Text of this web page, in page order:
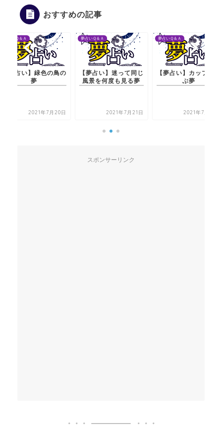
おすすめの記事
夢占いＱ＆Ａ
【夢占い】緑色の鳥の
夢
2021年7月20日
夢占いＱ＆Ａ
【夢占い】迷って同じ
風景を何度も見る夢
2021年7月21日
夢占いＱ＆Ａ
【夢占い】カップを選
ぶ夢
2021年7月21日
スポンサーリンク